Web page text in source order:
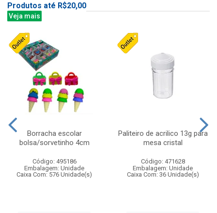
Produtos até R$20,00
Veja mais
Borracha escolar
bolsa/sorvetinho 4cm
Código: 495186
Embalagem: Unidade
Caixa Com: 576 Unidade(s)
Paliteiro de acrilico 13g para
mesa cristal
Código: 471628
Embalagem: Unidade
Caixa Com: 36 Unidade(s)